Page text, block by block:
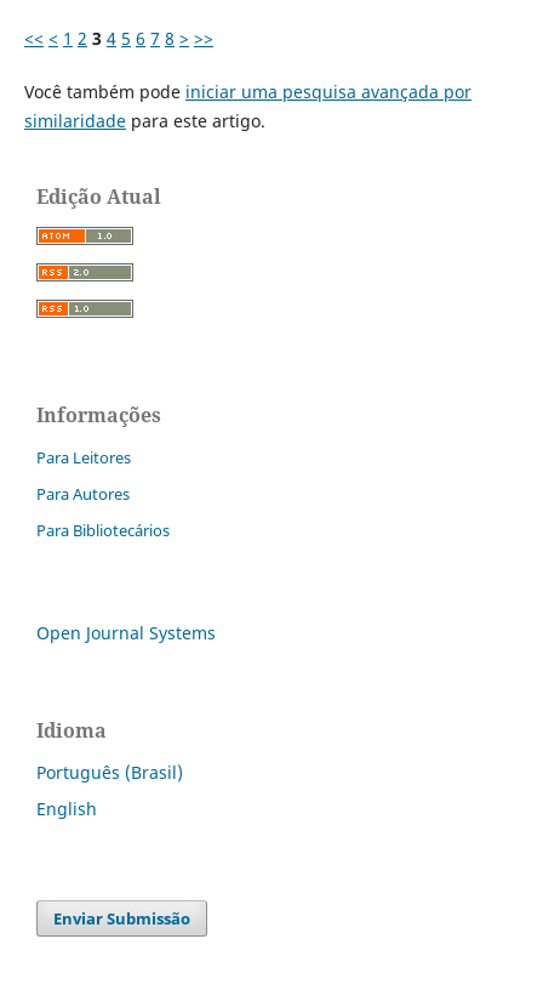
<< < 1 2 3 4 5 6 7 8 > >>
Você também pode iniciar uma pesquisa avançada por
similaridadepara este artigo.
Edição Atual
Informações
Para Leitores
Para Autores
Para Bibliotecários
Open Journal Systems
Idioma
Português (Brasil)
English
Enviar Submissão